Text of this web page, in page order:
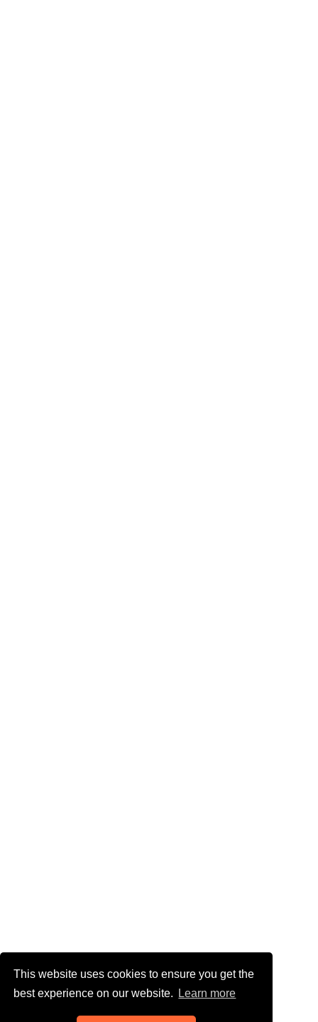
This website uses cookies to ensure you get the
best experience on our website.
Learn more